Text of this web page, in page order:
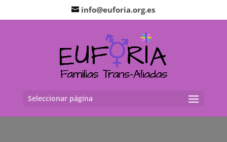
info@euforia.org.es
Seleccionar página